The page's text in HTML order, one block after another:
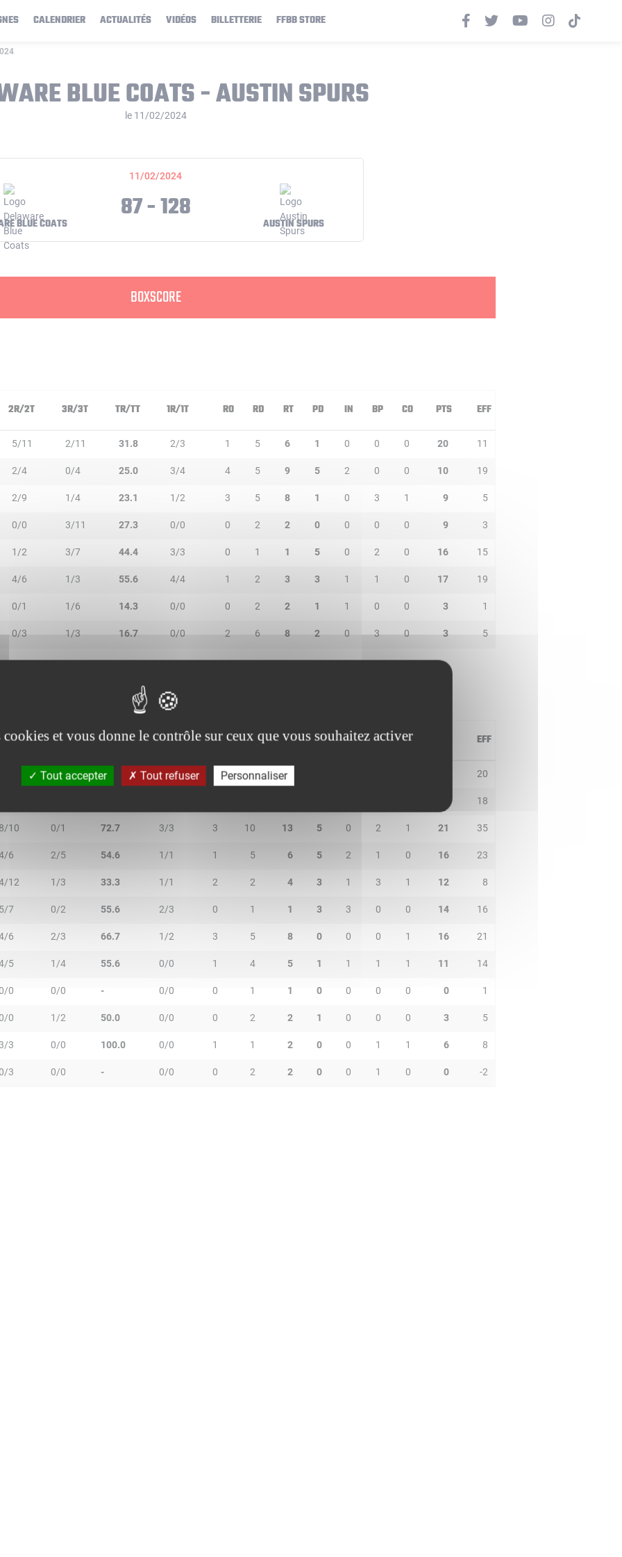
CALENDRIER ACTUALITÉS VIDÉOS BILLETTERIE FFBB STORE
BLUE COATS - AUSTIN SPURS
le 11/02/2024
11/02/2024
BLUE COATS 87 - 128 AUSTIN SPURS
BOXSCORE
2R/2T 3R/3T TR/TT 1R/1T RO RD RT PD IN BP CO PTS EFF
5/11 2/11 31.8 2/3 1 5 6 1 0 0 0 20 11
2/4 0/4 25.0 3/4 4 5 9 5 2 0 0 10 19
2/9 1/4 23.1 1/2 3 5 8 1 0 3 1 9 5
0/0 3/11 27.3 0/0 0 2 2 0 0 0 0 9 3
1/2 3/7 44.4 3/3 0 1 1 5 0 2 0 16 15
4/6 1/3 55.6 4/4 1 2 3 3 1 1 0 17 19
0/1 1/6 14.3 0/0 0 2 2 1 1 0 0 3 1
0/3 1/3 16.7 0/0 2 6 8 2 0 3 0 3 5
2T 3R/3T TR/TT 1R/1T RO RD RT PD IN BP CO EFF
5/7 60.0 0/0 5 20
18
8/10 0/1 72.7 3/3 3 10 13 5 0 2 1 21 35
6 2/5 54.6 1/1 1 5 6 5 2 1 0 16 23
12 1/3 33.3 1/1 2 2 4 3 1 3 1 12 8
5/7 0/2 55.6 2/3 0 1 1 3 3 0 0 14 16
6 2/3 66.7 1/2 3 5 8 0 0 0 1 16 21
5 1/4 55.6 0/0 1 4 5 1 1 1 1 11 14
0 0/0 - 0/0 0 1 1 0 0 0 0 0 1
0/0 1/2 50.0 0/0 0 2 2 1 0 0 0 3 5
3 0/0 100.0 0/0 1 1 2 0 0 1 1 6 8
0/3 0/0 - 0/0 0 2 2 0 0 1 0 0 -2
et vous donne le contrôle sur ceux que vous souhaitez activer
Tout accepter Tout refuser Personnaliser